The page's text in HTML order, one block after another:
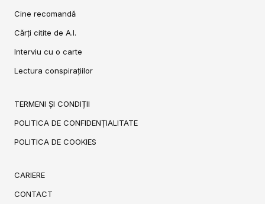
Cine recomandă
Cărți citite de A.I.
Interviu cu o carte
Lectura conspirațiilor
TERMENI ȘI CONDIȚII
POLITICA DE CONFIDENȚIALITATE
POLITICA DE COOKIES
CARIERE
CONTACT